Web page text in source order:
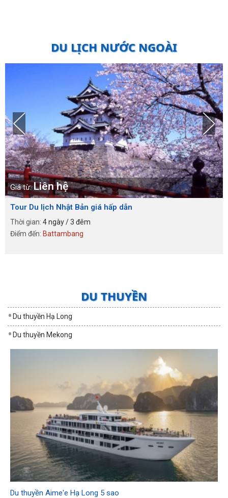
DU LỊCH NƯỚC NGOÀI
Giá từ:Liên hệ
Tour Du lịch Nhật Bản giá hấp dẫn
Thời gian: 4 ngày / 3 đêm
Điểm đến: Battambang
DU THUYỀN
Du thuyền Hạ Long
Du thuyền Mekong
Du thuyền Aime'e Hạ Long 5 sao